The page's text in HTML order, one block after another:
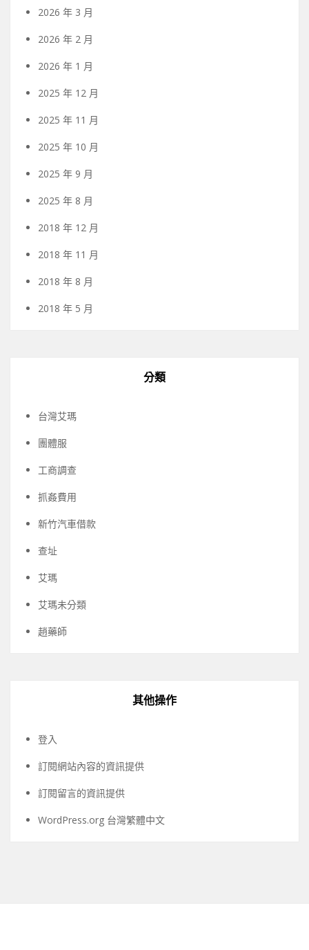
2026 年 3 月
2026 年 2 月
2026 年 1 月
2025 年 12 月
2025 年 11 月
2025 年 10 月
2025 年 9 月
2025 年 8 月
2018 年 12 月
2018 年 11 月
2018 年 8 月
2018 年 5 月
分類
台灣艾瑪
團體服
工商調查
抓姦費用
新竹汽車借款
查址
艾瑪
艾瑪未分類
趙藥師
其他操作
登入
訂閱網站內容的資訊提供
訂閱留言的資訊提供
WordPress.org 台灣繁體中文